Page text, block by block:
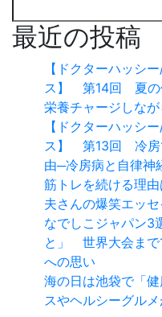
最近の投稿
【ドクターハッシ
ス】 第14回 夏の
栄養チャージしな
【ドクターハッシ
ス】 第13回 冷房
由─冷房病と自律神
筋トレを続ける理
夫さんの爆笑エッ
なでしこジャパン3
と」 世界大会まで
への思い
海の日は池袋で「
スやヘルシーグル